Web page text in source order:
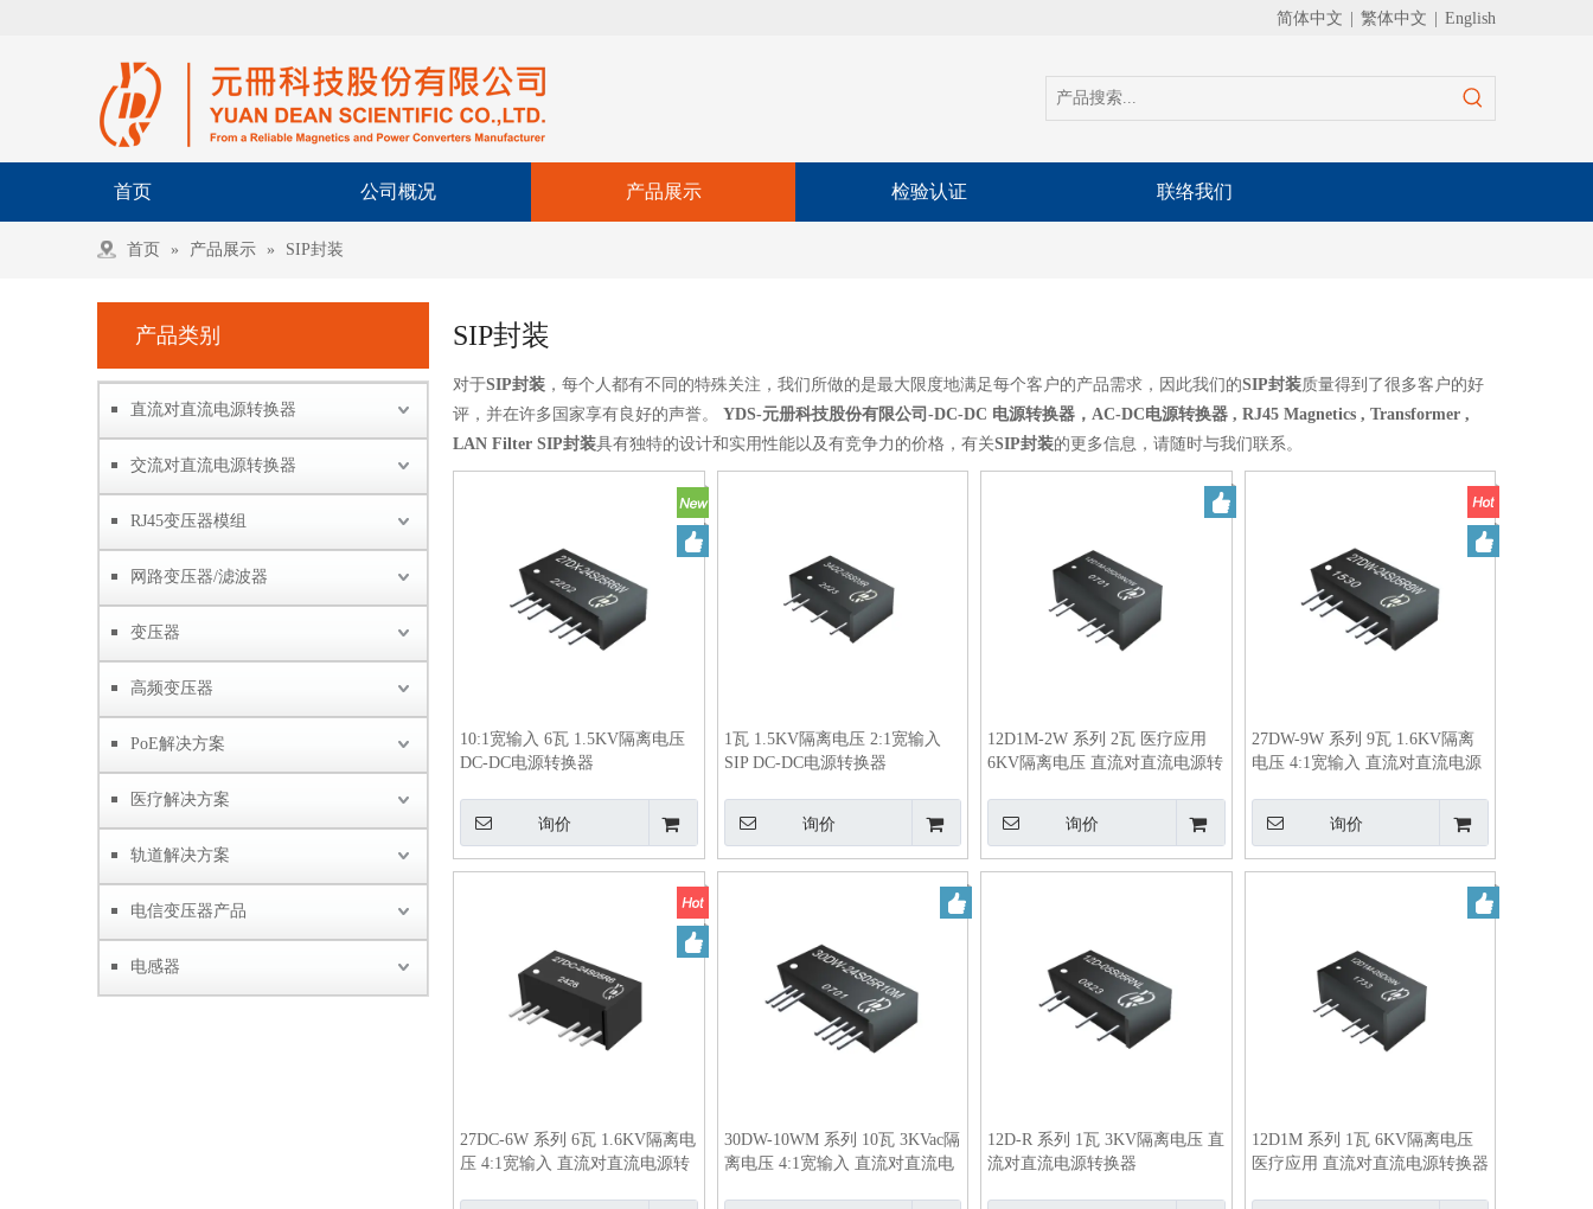
简体中文 繁体中文 English
首页 公司概况 产品展示 检验认证 联络我们
首页 » 产品展示 » SIP封装
产品类别
直流对直流电源转换器
交流对直流电源转换器
RJ45变压器模组
网路变压器/滤波器
变压器
高频变压器
PoE解决方案
医疗解决方案
轨道解决方案
电信变压器产品
电感器
SIP封装
对于SIP封装 ，每个人都有不同的特殊关注，我们所做的是最大限度地满足每个客户的产品需求，因此我们的SIP封装质量得到了很多客户的好
评，并在许多国家享有良好的声誉。 YDS-元册科技股份有限公司-DC-DC 电源转换器，AC-DC电源转换器 , RJ45 Magnetics , Transformer ,
LAN Filter SIP封装具有独特的设计和实用性能以及有竞争力的价格，有关SIP封装的更多信息，请随时与我们联系。
10:1宽输入 6瓦 1.5KV隔离电压
DC-DC电源转换器
询价
1瓦 1.5KV隔离电压 2:1宽输入
SIP DC-DC电源转换器
询价
12D1M-2W 系列 2瓦 医疗应用
6KV隔离电压 直流对直流电源转
询价
27DW-9W 系列 9瓦 1.6KV隔离
电压 4:1宽输入 直流对直流电源
询价
27DC-6W 系列 6瓦 1.6KV隔离电
压 4:1宽输入 直流对直流电源转
30DW-10WM 系列 10瓦 3KVac隔
离电压 4:1宽输入 直流对直流电
12D-R 系列 1瓦 3KV隔离电压 直
流对直流电源转换器
12D1M 系列 1瓦 6KV隔离电压
医疗应用 直流对直流电源转换器